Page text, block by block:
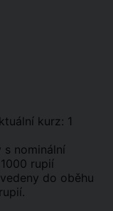
kurz: 1
s nominální
rupií
do oběhu